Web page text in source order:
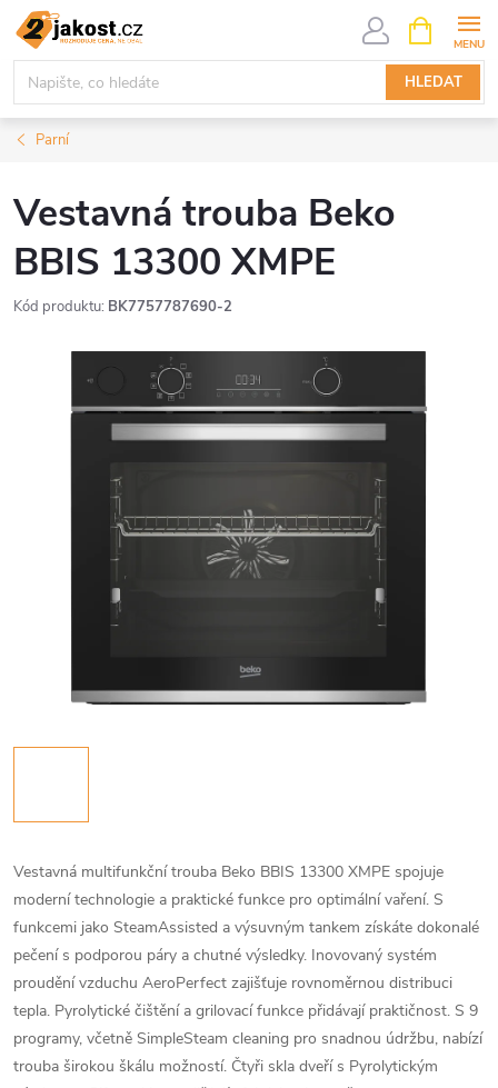
Přejít
obsah
HLEDAT
NÁKUPNÍ
KOŠÍK
Parní
Vestavná trouba Beko
BBIS 13300 XMPE
Kód produktu: BK7757787690-2
Vestavná multifunkční trouba Beko BBIS 13300 XMPE spojuje
moderní technologie a praktické funkce pro optimální vaření. S
funkcemi jako SteamAssisted a výsuvným tankem získáte dokonalé
pečení s podporou páry a chutné výsledky. Inovovaný systém
proudění vzduchu AeroPerfect zajišťuje rovnoměrnou distribuci
tepla. Pyrolytické čištění a grilovací funkce přidávají praktičnost. S 9
programy, včetně SimpleSteam cleaning pro snadnou údržbu, nabízí
trouba širokou škálu možností. Čtyři skla dveří s Pyrolytickým